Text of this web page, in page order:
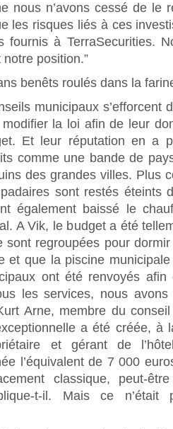
nous n’avons cessé de le
les risques liés à ces
fournis à TerraSecurities.
position.”
benêts roulés dans la
municipaux s’efforcent
la loi afin de leur
Et leur réputation en a
comme une bande de
des grandes villes. Plus
sont restés éteints
également baissé le
A Vik, le budget a été
sont regroupées pour
et que la piscine
ont été renvoyés
les services, nous
Arne, membre du
a été créée, à
et gérant de
l’équivalent de 7 000
classique, peut-
t-il. Mais ce n’était